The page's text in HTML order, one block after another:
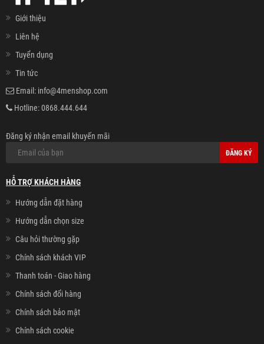
Giới thiệu
Liên hệ
Tuyển dụng
Tin tức
Email: info@4menshop.com
Hotline:0868.444.644
Đăng ký nhận email khuyến mãi
ĐĂNG KÝ
HỖ TRỢ KHÁCH HÀNG
Hướng dẫn đặt hàng
Hướng dẫn chọn size
Câu hỏi thường gặp
Chính sách khách VIP
Thanh toán - Giao hàng
Chính sách đổi hàng
Chính sách bảo mật
Chính sách cookie